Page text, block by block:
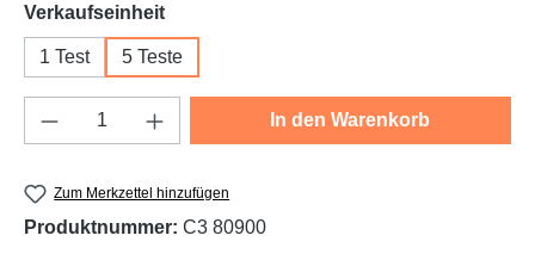
Verkaufseinheitauswählen
1 Test 5 Teste
Produkt Anzahl: Gib den gewünschten
In den Warenkorb
Zum Merkzettel hinzufügen
Produktnummer: C3 80900